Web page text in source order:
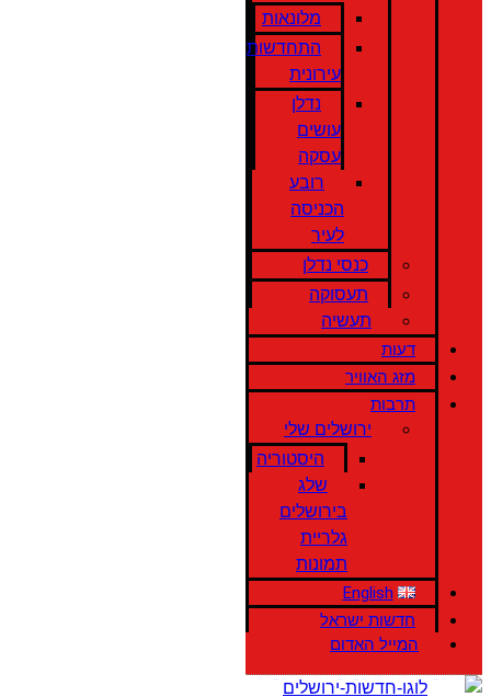
מלונאות
התחדשות
עירונית
נדלן
עושים
עסקה
רובע
הכניסה
לעיר
כנסי נדלן
תעסוקה
תעשיה
דעות
מזג האוויר
תרבות
ירושלים שלי
היסטוריה
שלג
בירושלים
גלריית
תמונות
English
חדשות ישראל
המייל האדום